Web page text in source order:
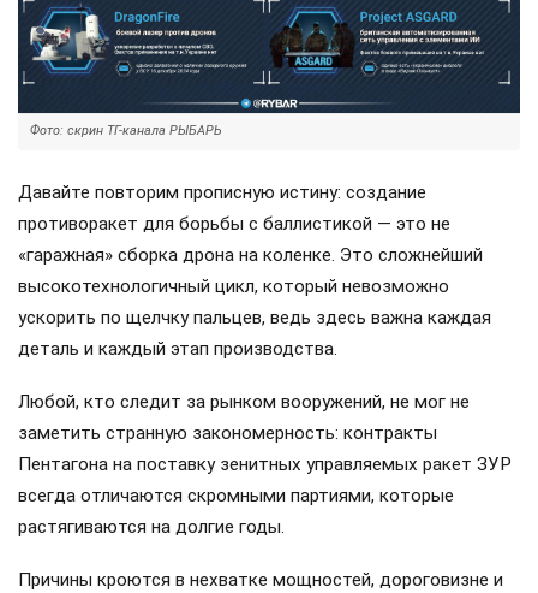
Фото: скрин ТГ-канала РЫБАРЬ
Давайте повторим прописную истину: создание
противоракет для борьбы с баллистикой — это не
«гаражная» сборка дрона на коленке. Это сложнейший
высокотехнологичный цикл, который невозможно
ускорить по щелчку пальцев, ведь здесь важна каждая
деталь и каждый этап производства.
Любой, кто следит за рынком вооружений, не мог не
заметить странную закономерность: контракты
Пентагона на поставку зенитных управляемых ракет ЗУР
всегда отличаются скромными партиями, которые
растягиваются на долгие годы.
Причины кроются в нехватке мощностей, дороговизне и